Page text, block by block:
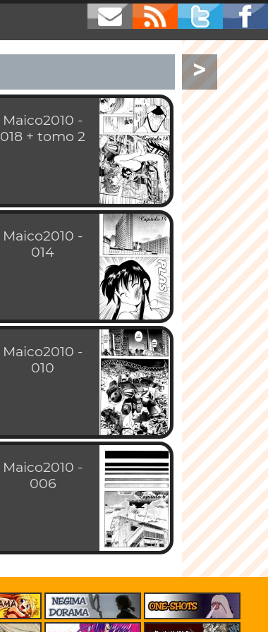
>
Maico2010 -
018 + tomo 2
Maico2010 -
014
Maico2010 -
010
Maico2010 -
006